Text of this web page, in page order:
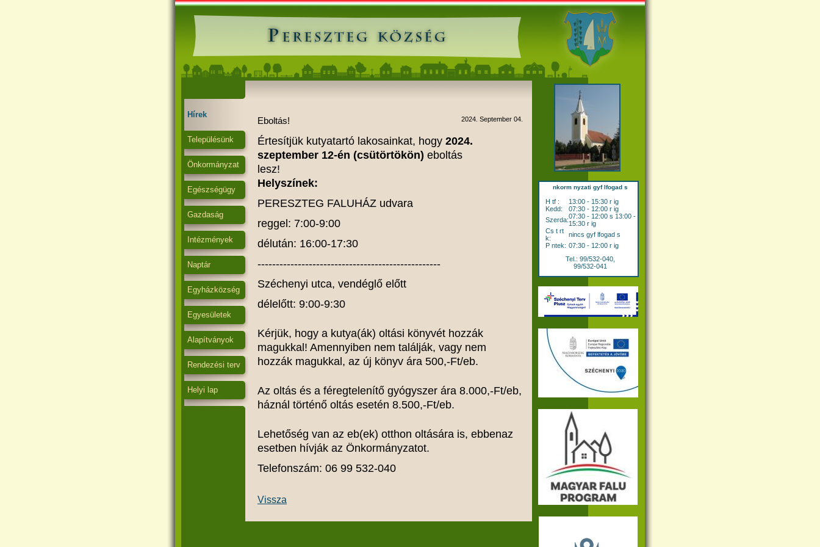
Hírek
Településünk
Önkormányzat
Egészségügy
Gazdaság
Intézmények
Naptár
Egyházközség
Egyesületek
Alapítványok
Rendezési terv
Helyi lap
2024. September 04.
Eboltás!
Értesítjük kutyatartó lakosainkat, hogy 2024.
szeptember 12-én (csütörtökön) eboltás
lesz!
Helyszínek:
PERESZTEG FALUHÁZ udvara
reggel: 7:00-9:00
délután: 16:00-17:30
--------------------------------------------------
Széchenyi utca, vendéglő előtt
délelőtt: 9:00-9:30
Kérjük, hogy a kutya(ák) oltási könyvét hozzák
magukkal! Amennyiben nem találják, vagy nem
hozzák magukkal, az új könyv ára 500,-Ft/eb.
Az oltás és a féregtelenítő gyógyszer ára 8.000,-Ft/eb,
háznál történő oltás esetén 8.500,-Ft/eb.
Lehetőség van az eb(ek) otthon oltására is, ebbenaz
esetben hívják az Önkormányzatot.
Telefonszám: 06 99 532-040
Vissza
nkorm nyzati gyf lfogad s
H tf :
13:00 - 15:30 r ig
Kedd:
07:30 - 12:00 r ig
Szerda:07:30 - 12:00 s 13:00 -
15:30 r ig
Cs t rt
k:
nincs gyf lfogad s
P ntek: 07:30 - 12:00 r ig
Tel.: 99/532-040,
99/532-041